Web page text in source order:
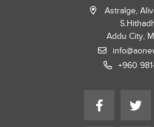
Astralge,
Addu City,
+960